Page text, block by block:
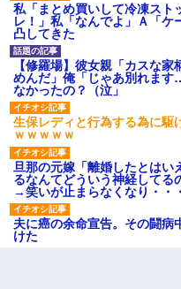
私「まとめ買いして冷凍スト
レ！」私「なんでよ」Ａ「
凸してきた
【修羅場】彼女親「カスな
めんだ」俺「じゃあ別れま
なかったの？（泣」
生保レディと行為する為に駆
ｗｗｗｗｗ
旦那の元嫁「離婚したとはい
るなんてどういう神経してる
→笑いが止まらなくなり・・・
夫に癌の余命宣告。その闘病
けた